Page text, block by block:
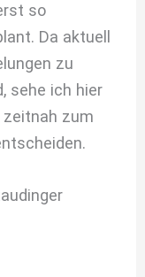
so
Da aktuell
zu
sehe ich hier
zum